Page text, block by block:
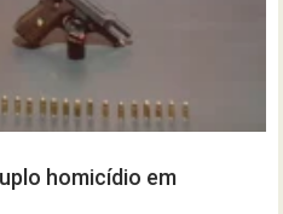
homicídio em